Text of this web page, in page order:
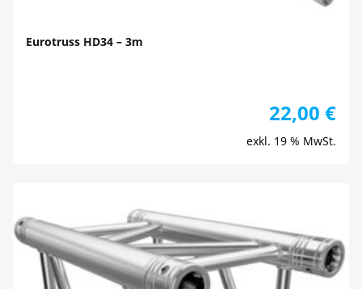
Eurotruss HD34 – 3m
22,00 €
exkl. 19 % MwSt.